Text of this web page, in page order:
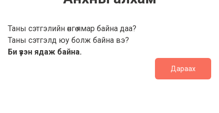
Таны сэтгэлийн өнгө ямар байна даа?
Таны сэтгэлд юу болж байна вэ?
Би үзэн ядаж байна.
Дараах